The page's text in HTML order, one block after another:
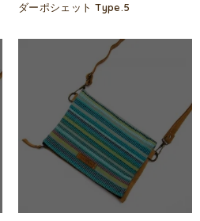
ダーポシェット Type.5